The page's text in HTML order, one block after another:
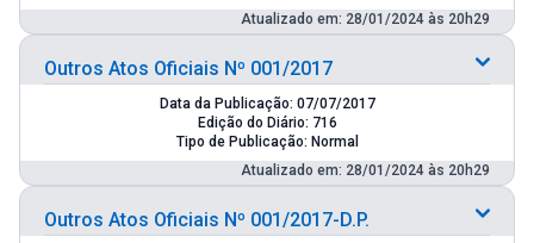
Atualizado em: 28/01/2024 às 20h29
Outros Atos Oficiais Nº 001/2017
Data da Publicação: 07/07/2017
Edição do Diário: 716
Tipo de Publicação: Normal
Atualizado em: 28/01/2024 às 20h29
Outros Atos Oficiais Nº 001/2017-D.P.